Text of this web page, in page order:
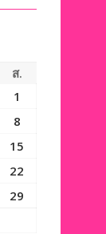
ส.
1
8
15
22
29